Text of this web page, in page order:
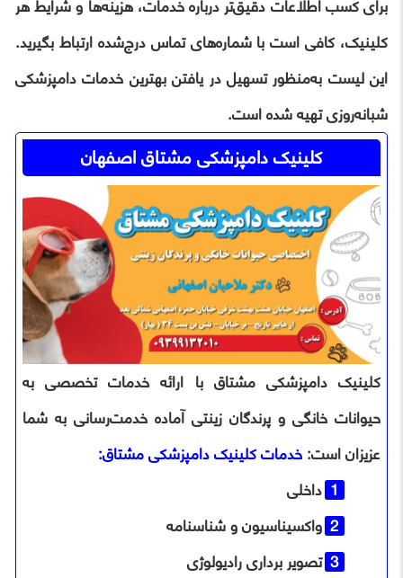
کلینیک، کافی است با شماره‌های تماس درج‌شده ارتباط بگیرید.
این لیست به‌منظور تسهیل در یافتن بهترین خدمات دامپزشکی
شبانه‌روزی تهیه شده است.
کلینیک دامپزشکی مشتاق اصفهان
کلینیک دامپزشکی مشتاق با ارائه خدمات تخصصی به
حیوانات خانگی و پرندگان زینتی آماده خدمت‌رسانی به شما
عزیزان است:خدمات کلینیک دامپزشکی مشتاق:
داخلی
واکسیناسیون و شناسنامه
تصویر برداری رادیولوژی